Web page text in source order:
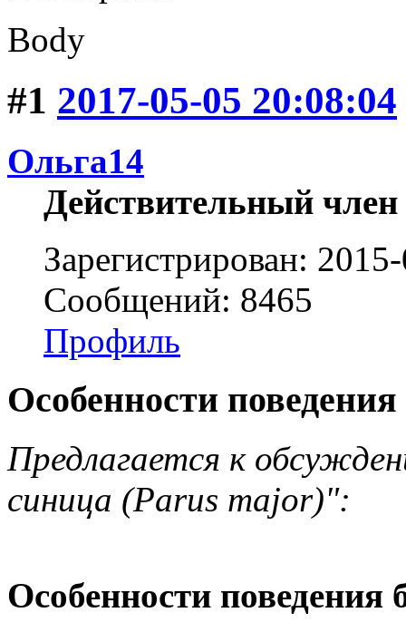
Body
#1 2017-05-05 20:08:04
Ольга14
Действительный член
Зарегистрирован:
Сообщений: 8465
Профиль
Особенности
Предлагается к
синица (Parus major)":
Особенности